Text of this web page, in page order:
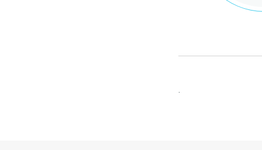
.